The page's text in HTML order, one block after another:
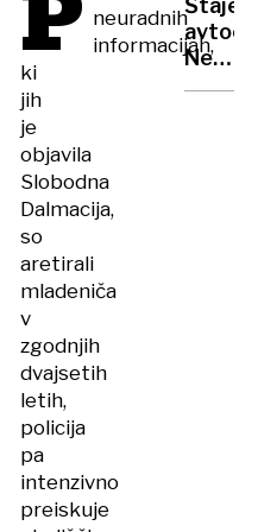
neuradnih
informacijah,
ki
jih
je
objavila
Slobodna
Dalmacija,
so
aretirali
mladeniča
v
zgodnjih
dvajsetih
letih,
policija
pa
intenzivno
preiskuje
na
Fordo